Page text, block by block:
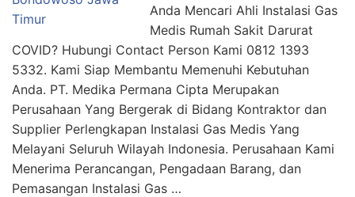
Anda Mencari Ahli Instalasi Gas
Medis Rumah Sakit Darurat
COVID? Hubungi Contact Person Kami 0812 1393
5332. Kami Siap Membantu Memenuhi Kebutuhan
Anda. PT. Medika Permana Cipta Merupakan
Perusahaan Yang Bergerak di Bidang Kontraktor dan
Supplier Perlengkapan Instalasi Gas Medis Yang
Melayani Seluruh Wilayah Indonesia. Perusahaan Kami
Menerima Perancangan, Pengadaan Barang, dan
Pemasangan Instalasi Gas …